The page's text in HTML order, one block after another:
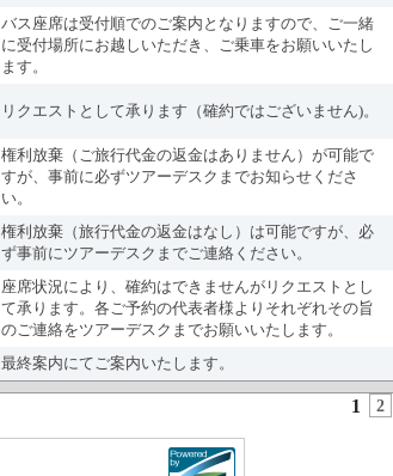
バス座席は受付順でのご案内となりますので、ご一緒
に受付場所にお越しいただき、ご乗車をお願いいたし
ます。
リクエストとして承ります（確約ではございません)。
権利放棄（ご旅行代金の返金はありません）が可能で
すが、事前に必ずツアーデスクまでお知らせくださ
い。
権利放棄（旅行代金の返金はなし）は可能ですが、必
ず事前にツアーデスクまでご連絡ください。
座席状況により、確約はできませんがリクエストとし
て承ります。各ご予約の代表者様よりそれぞれその旨
のご連絡をツアーデスクまでお願いいたします。
最終案内にてご案内いたします。
1 2